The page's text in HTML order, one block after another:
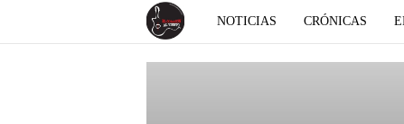
l
NOTICIAS CRÓNICAS